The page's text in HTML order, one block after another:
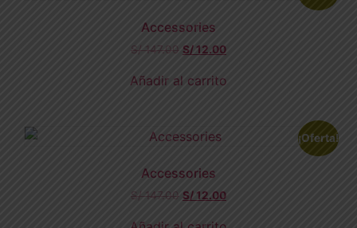
Accessories
S/147.00 S/12.00
Añadir al carrito
¡Oferta!
Accessories
S/147.00 S/ 12.00